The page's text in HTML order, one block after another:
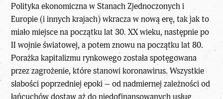
Polityka ekonomiczna w Stanach Zjednoczonych i
Europie (i innych krajach) wkracza w nową erę, tak jak to
miało miejsce na początku lat 30. XX wieku, następnie po
II wojnie światowej, a potem znowu na początku lat 80.
Porażka kapitalizmu rynkowego została spotęgowana
przez zagrożenie, które stanowi koronawirus. Wszystkie
słabości poprzedniej epoki – od nadmiernej zależności od
łańcuchów dostaw aż do niedofinansowanych usług